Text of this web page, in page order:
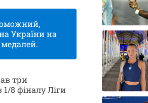
України на
медалей.
три
8 фіналу Ліги